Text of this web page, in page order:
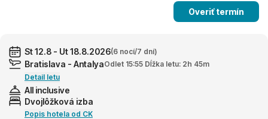
Overiť termín
St 12.8 - Ut 18.8.2026(6 nocí/7 dní)
Bratislava - AntalyaOdlet 15:55 Dĺžka letu: 2h 45m
Detail letu
All inclusive
Dvojlôžková izba
Popis hotela od CK